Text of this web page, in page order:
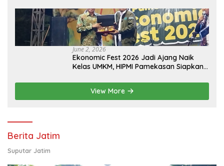
Tinggi Swasta
June 2, 2026
Ekonomic Fest 2026 Jadi Ajang Naik
Kelas UMKM, HIPMI Pamekasan Siapkan
Pendampingan Usaha
View More
Berita Jatim
Suputar Jatim